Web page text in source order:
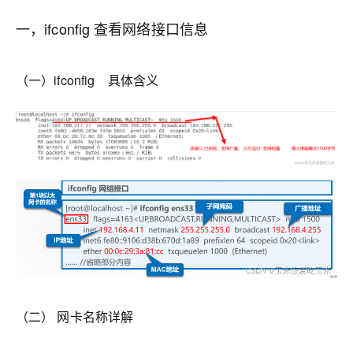
一，ifconfig 查看网络接口信息
（一）ifconfig 具体含义
（二） 网卡名称详解